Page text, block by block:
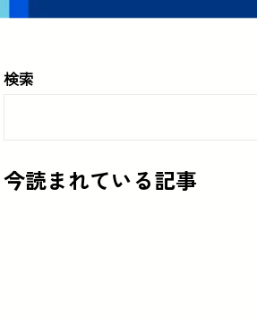
検索
今読まれている記事